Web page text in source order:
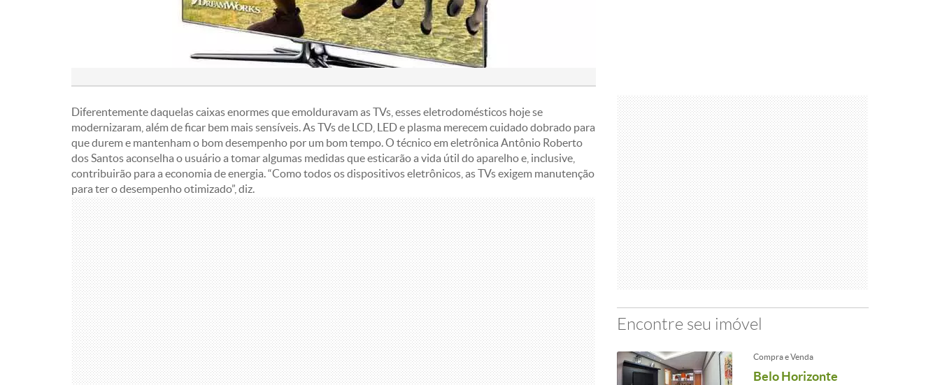
Diferentemente daquelas caixas enormes que emolduravam as TVs, esses eletrodomésticos hoje se
modernizaram, além de ficar bem mais sensíveis. As TVs de LCD, LED e plasma merecem cuidado dobrado para
que durem e mantenham o bom desempenho por um bom tempo. O técnico em eletrônica Antônio Roberto
dos Santos aconselha o usuário a tomar algumas medidas que esticarão a vida útil do aparelho e, inclusive,
contribuirão para a economia de energia. “Como todos os dispositivos eletrônicos, as TVs exigem manutenção
para ter o desempenho otimizado”, diz.
Encontre seu imóvel
Compra e Venda
Belo Horizonte